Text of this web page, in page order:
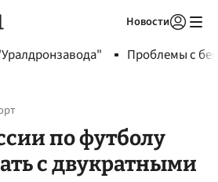
Новости
Проблемы с
по футболу
с двукратными